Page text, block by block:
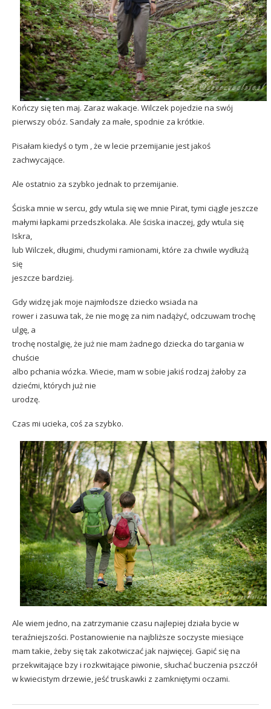
Kończy się ten maj. Zaraz wakacje. Wilczek pojedzie na swój
pierwszy obóz. Sandały za małe, spodnie za krótkie.
Pisałam kiedyś o tym , że w lecie przemijanie jest jakoś
zachwycające.
Ale ostatnio za szybko jednak to przemijanie.
Ściska mnie w sercu, gdy wtula się we mnie Pirat, tymi ciągle jeszcze
małymi łapkami przedszkolaka. Ale ściska inaczej, gdy wtula się
Iskra,
lub Wilczek, długimi, chudymi ramionami, które za chwile wydłużą
się
jeszcze bardziej.
Gdy widzę jak moje najmłodsze dziecko wsiada na
rower i zasuwa tak, że nie mogę za nim nadążyć, odczuwam trochę
ulgę, a
trochę nostalgię, że już nie mam żadnego dziecka do targania w
chuście
albo pchania wózka. Wiecie, mam w sobie jakiś rodzaj żałoby za
dziećmi, których już nie
urodzę.
Czas mi ucieka, coś za szybko.
Ale wiem jedno, na zatrzymanie czasu najlepiej działa bycie w
teraźniejszości. Postanowienie na najbliższe soczyste miesiące
mam takie, żeby się tak zakotwiczać jak najwięcej. Gapić się na
przekwitające bzy i rozkwitające piwonie, słuchać buczenia pszczół
w kwiecistym drzewie, jeść truskawki z zamkniętymi oczami.